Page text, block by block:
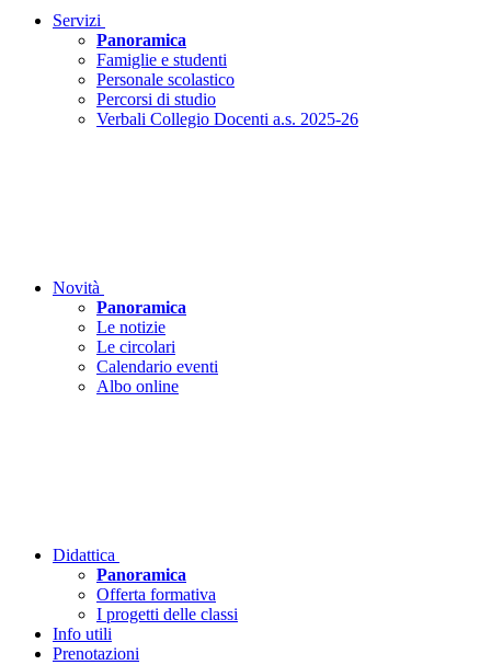
Servizi
Panoramica
Famiglie e studenti
Personale scolastico
Percorsi di studio
Verbali Collegio Docenti a.s. 2025-26
Novità
Panoramica
Le notizie
Le circolari
Calendario eventi
Albo online
Didattica
Panoramica
Offerta formativa
I progetti delle classi
Info utili
Prenotazioni